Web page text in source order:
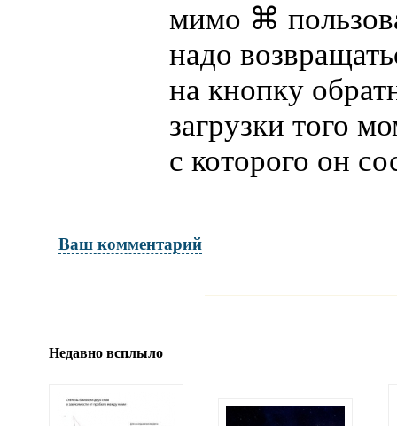
мимо ⌘
надо
на кнопку
загрузки того
с которого он
Ваш комментарий
Недавно всплыло